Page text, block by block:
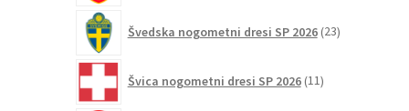
Švedska nogometni dresi SP 2026 23izdelkov
Švica nogometni dresi SP 2026 11izdelkov